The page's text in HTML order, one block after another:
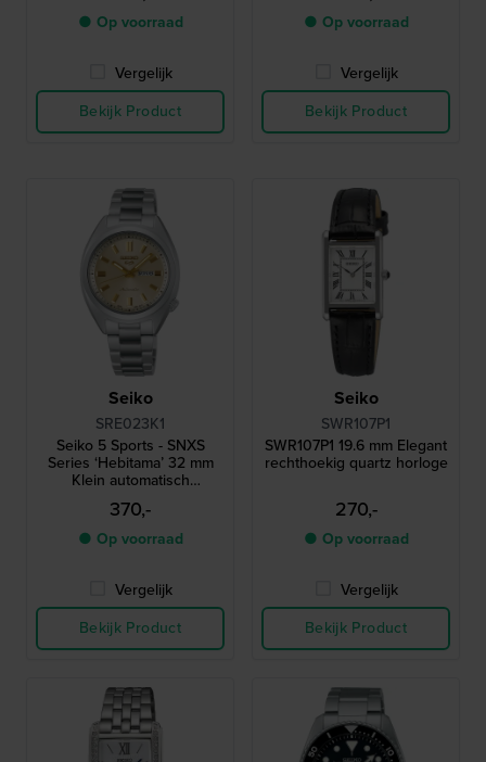
● Op voorraad
Vergelijk
Bekijk Product
● Op voorraad
Vergelijk
Bekijk Product
Seiko
SRE023K1
Seiko 5 Sports - SNXS
Series ‘Hebitama’ 32 mm
Klein automatisch
dameshorloge met dag-
datum
370,-
● Op voorraad
Vergelijk
Bekijk Product
Seiko
SWR107P1
SWR107P1 19.6 mm Elegant
rechthoekig quartz horloge
270,-
● Op voorraad
Vergelijk
Bekijk Product